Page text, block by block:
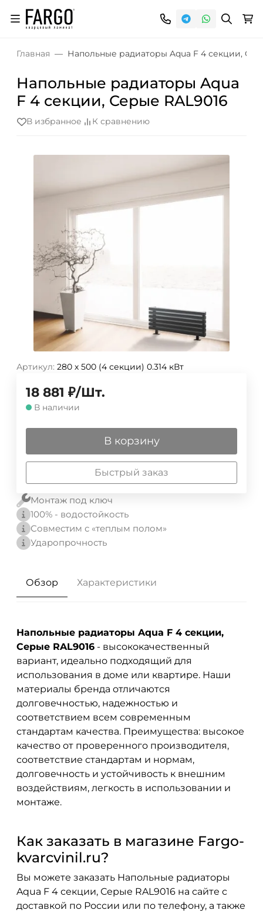
Главная Напольные радиаторы Aqua F 4 секции,
Напольные радиаторы Aqua
F 4 секции, Серые RAL9016
В избранное К сравнению
Артикул: 280 х 500 (4 секции) 0.314 кВт
18 881 ₽/Шт.
В наличии
В корзину
Быстрый заказ
Монтаж под ключ
100% - водостойкость
Совместим с «теплым полом»
Ударопрочность
Обзор Характеристики
Напольные радиаторы Aqua F 4 секции,
Серые RAL9016 - высококачественный
вариант, идеально подходящий для
использования в доме или квартире. Наши
материалы бренда отличаются
долговечностью, надежностью и
соответствием всем современным
стандартам качества. Преимущества: высокое
качество от проверенного производителя,
соответствие стандартам и нормам,
долговечность и устойчивость к внешним
воздействиям, легкость в использовании и
монтаже.
Как заказать в магазине Fargo-
kvarcvinil.ru?
Вы можете заказать Напольные радиаторы
Aqua F 4 секции, Серые RAL9016 на сайте с
доставкой по России или по телефону, а также